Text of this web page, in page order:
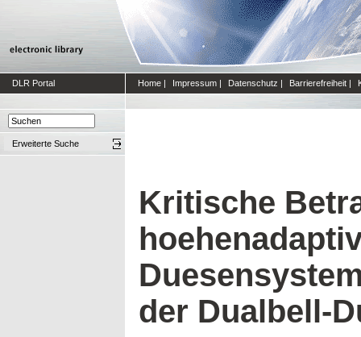
DLR Portal Home | Impressum | Datenschutz | Barrierefreiheit |
Erweiterte Suche
Kritische
der Dualbell-